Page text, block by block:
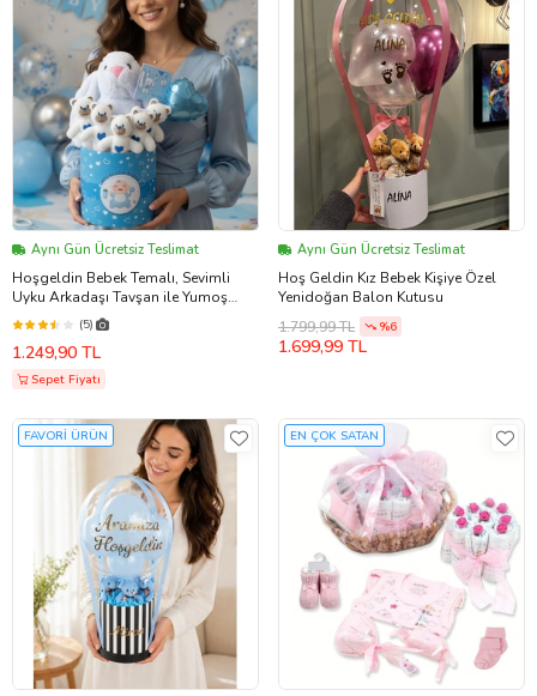
Aynı Gün Ücretsiz Teslimat
Hoşgeldin Bebek Temalı, Sevimli
Uyku Arkadaşı Tavşan ile Yumoş
Peluş Ayıcık Buketi- Yenidoğan
Babyshower ÖZEL
(5)
1.249,90 TL
Sepet Fiyatı
Aynı Gün Ücretsiz Teslimat
Hoş Geldin Kız Bebek Kişiye Özel
Yenidoğan Balon Kutusu
1.799,99 TL
%6
1.699,99 TL
FAVORİ ÜRÜN EN ÇOK SATAN